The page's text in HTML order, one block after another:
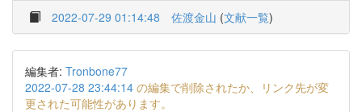
2022-07-29 01:14:48 佐渡金山 (文献一覧)
編集者: Tronbone77
2022-07-28 23:44:14 の編集で削除されたか、リンク先が変
更された可能性があります。